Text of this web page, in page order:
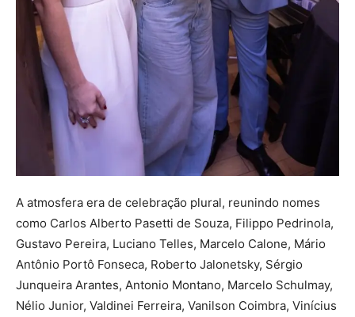
A atmosfera era de celebração plural, reunindo nomes
como Carlos Alberto Pasetti de Souza, Filippo Pedrinola,
Gustavo Pereira, Luciano Telles, Marcelo Calone, Mário
Antônio Portô Fonseca, Roberto Jalonetsky, Sérgio
Junqueira Arantes, Antonio Montano, Marcelo Schulmay,
Nélio Junior, Valdinei Ferreira, Vanilson Coimbra, Vinícius